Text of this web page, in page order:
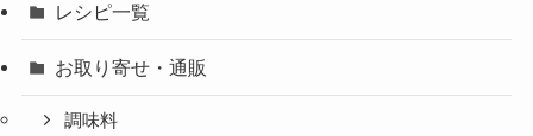
レシピ一覧
お取り寄せ・通販
調味料